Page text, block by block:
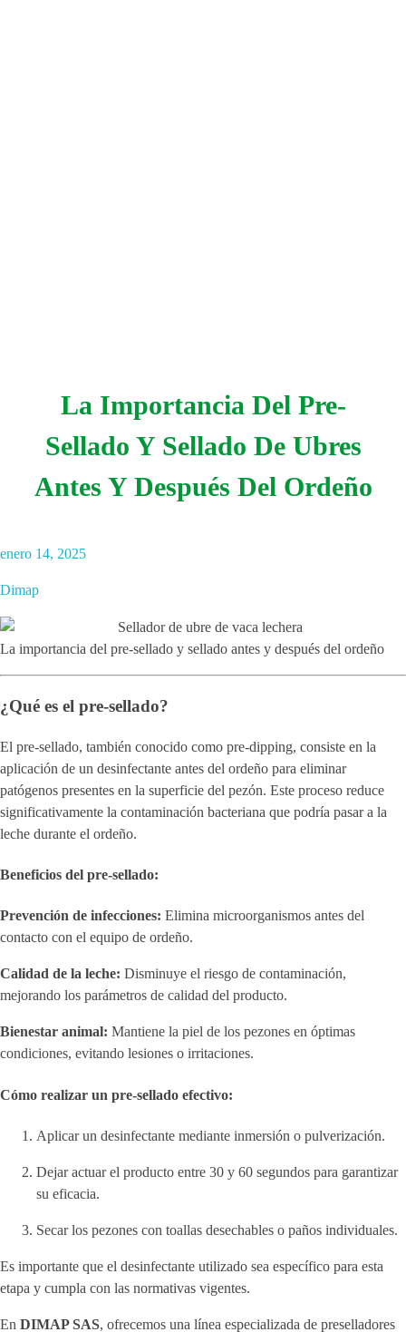
La Importancia Del Pre-
Sellado Y Sellado De Ubres
Antes Y Después Del Ordeño
enero 14, 2025
Dimap
La importancia del pre-sellado y sellado antes y después del ordeño
¿Qué es el pre-sellado?
El pre-sellado, también conocido como pre-dipping, consiste en la
aplicación de un desinfectante antes del ordeño para eliminar
patógenos presentes en la superficie del pezón. Este proceso reduce
significativamente la contaminación bacteriana que podría pasar a la
leche durante el ordeño.
Beneficios del pre-sellado:
Prevención de infecciones: Elimina microorganismos antes del
contacto con el equipo de ordeño.
Calidad de la leche: Disminuye el riesgo de contaminación,
mejorando los parámetros de calidad del producto.
Bienestar animal: Mantiene la piel de los pezones en óptimas
condiciones, evitando lesiones o irritaciones.
Cómo realizar un pre-sellado efectivo:
Aplicar un desinfectante mediante inmersión o pulverización.
Dejar actuar el producto entre 30 y 60 segundos para garantizar
su eficacia.
Secar los pezones con toallas desechables o paños individuales.
Es importante que el desinfectante utilizado sea específico para esta
etapa y cumpla con las normativas vigentes.
En DIMAP SAS, ofrecemos una línea especializada de preselladores